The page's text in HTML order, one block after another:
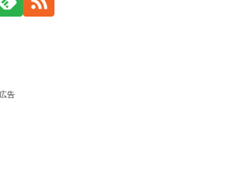
広告